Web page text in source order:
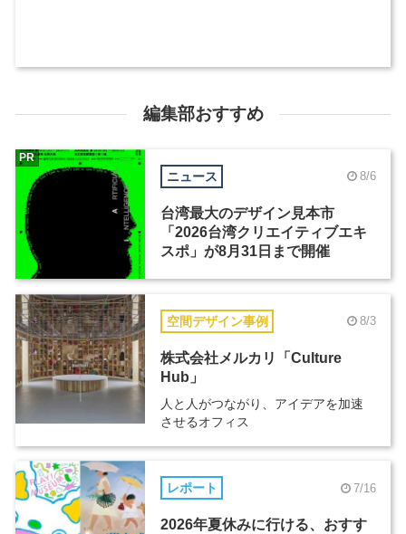
編集部おすすめ
ニュース 8/6
台湾最大のデザイン見本市
「2026台湾クリエイティブエキ
スポ」が8月31日まで開催
PR
空間デザイン事例 8/3
株式会社メルカリ「Culture
Hub」
人と人がつながり、アイデアを加速
させるオフィス
レポート 7/16
2026年夏休みに行ける、おすす